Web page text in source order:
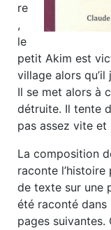
re
,
le
petit Akim est
village alors qu’il
Il se met alors à
détruite. Il tente
pas assez vite
La composition
raconte
de texte sur une
été raconté
pages suivantes.